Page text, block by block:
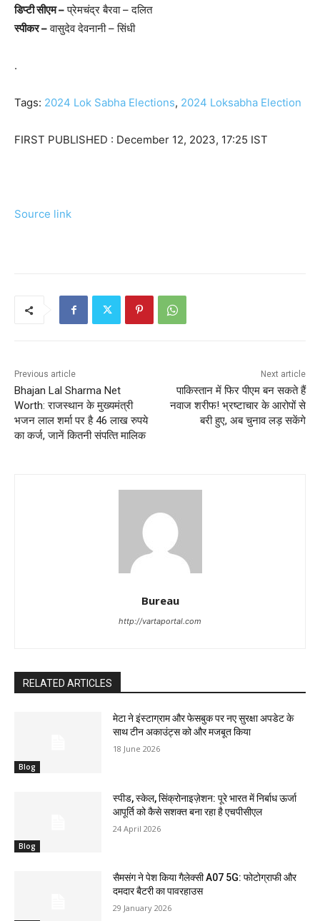
ड‍िप्‍टी सीएम –प्रेमचंद्र बैरवा – दलित
स्‍पीकर –वासुदेव देवनानी – स‍िंधी
.
Tags: 2024 Lok Sabha Elections, 2024 Loksabha Election
FIRST PUBLISHED : December 12, 2023, 17:25 IST
Source link
Previous article
Bhajan Lal Sharma Net
Worth: राजस्‍थान के मुख्‍यमंत्री
भजन लाल शर्मा पर है 46 लाख रुपये
का कर्ज, जानें क‍ितनी संपत्‍त‍ि माल‍िक
Next article
पाकिस्तान में फिर पीएम बन सकते हैं
नवाज शरीफ! भ्रष्टाचार के आरोपों से
बरी हुए, अब चुनाव लड़ सकेंगे
Bureau
http://vartaportal.com
RELATED ARTICLES
Blog
मेटा ने इंस्टाग्राम और फेसबुक पर नए सुरक्षा अपडेट के
साथ टीन अकाउंट्स को और मजबूत किया
18 June 2026
Blog
स्पीड, स्केल, सिंक्रोनाइज़ेशन: पूरे भारत में निर्बाध ऊर्जा
आपूर्ति को कैसे सशक्त बना रहा है एचपीसीएल
24 April 2026
सैमसंग ने पेश किया गैलेक्सी A07 5G: फोटोग्राफी और
दमदार बैटरी का पावरहाउस
29 January 2026